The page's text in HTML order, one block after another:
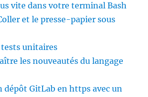
vite dans votre terminal Bash
et le presse-papier sous
tests unitaires
les nouveautés du langage
dépôt GitLab en https avec un